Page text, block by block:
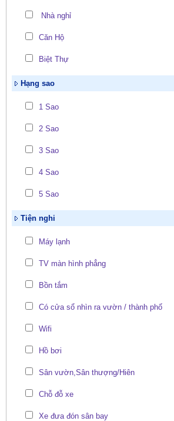
Nhà nghỉ
Căn Hộ
Biệt Thự
Hạng sao
1 Sao
2 Sao
3 Sao
4 Sao
5 Sao
Tiện nghi
Máy lạnh
TV màn hình phẳng
Bồn tắm
Có cửa sổ nhìn ra vườn / thành phố
Wifi
Hồ bơi
Sân vườn,Sân thượng/Hiên
Chỗ đỗ xe
Xe đưa đón sân bay